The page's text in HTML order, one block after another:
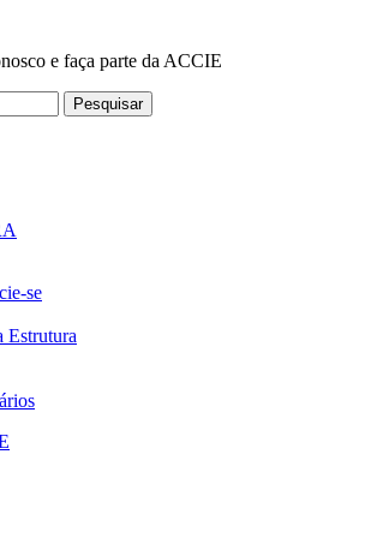
e faça parte da ACCIE
se
Estrutura